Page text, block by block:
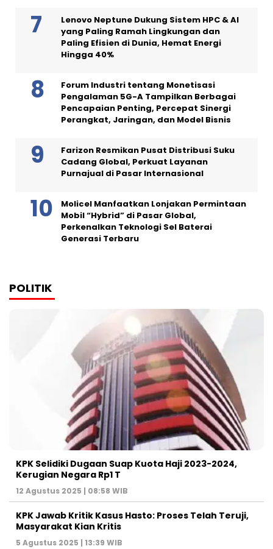
Lenovo Neptune Dukung Sistem HPC & AI
yang Paling Ramah Lingkungan dan
Paling Efisien di Dunia, Hemat Energi
Hingga 40%
Forum Industri tentang Monetisasi
Pengalaman 5G-A Tampilkan Berbagai
Pencapaian Penting, Percepat Sinergi
Perangkat, Jaringan, dan Model Bisnis
Farizon Resmikan Pusat Distribusi Suku
Cadang Global, Perkuat Layanan
Purnajual di Pasar Internasional
Molicel Manfaatkan Lonjakan Permintaan
Mobil “Hybrid” di Pasar Global,
Perkenalkan Teknologi Sel Baterai
Generasi Terbaru
POLITIK
KPK Selidiki Dugaan Suap Kuota Haji 2023-2024,
Kerugian Negara Rp1 T
12 Agustus 2025 | 08:58 WIB
KPK Jawab Kritik Kasus Hasto: Proses Telah Teruji,
Masyarakat Kian Kritis
5 Agustus 2025 | 13:39 WIB